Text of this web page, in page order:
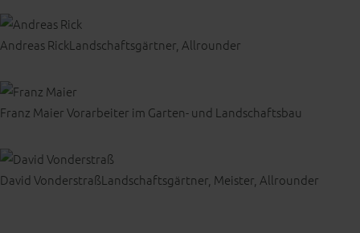
Andreas RickLandschaftsgärtner, Allrounder
Franz MaierVorarbeiter im Garten- und Landschaftsbau
David VonderstraßLandschaftsgärtner, Meister, Allrounder